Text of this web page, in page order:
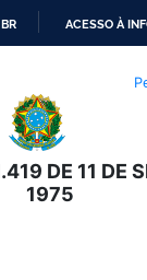
O
CONTEÚDO
ACESSO À
DE 11 DE
1975